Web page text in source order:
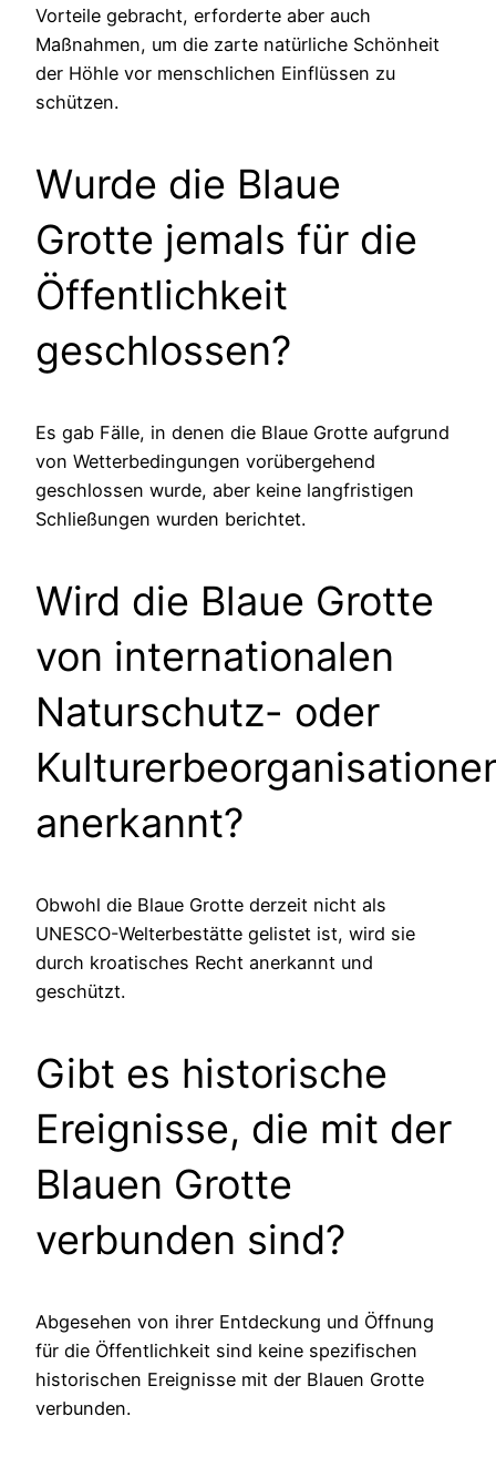
Vorteile gebracht, erforderte aber auch
Maßnahmen, um die zarte natürliche Schönheit
der Höhle vor menschlichen Einflüssen zu
schützen.
Wurde die Blaue
Grotte jemals für die
Öffentlichkeit
geschlossen?
Es gab Fälle, in denen die Blaue Grotte aufgrund
von Wetterbedingungen vorübergehend
geschlossen wurde, aber keine langfristigen
Schließungen wurden berichtet.
Wird die Blaue Grotte
von internationalen
Naturschutz- oder
anerkannt?
Obwohl die Blaue Grotte derzeit nicht als
UNESCO-Welterbestätte gelistet ist, wird sie
durch kroatisches Recht anerkannt und
geschützt.
Gibt es historische
Ereignisse, die mit der
Blauen Grotte
verbunden sind?
Abgesehen von ihrer Entdeckung und Öffnung
für die Öffentlichkeit sind keine spezifischen
historischen Ereignisse mit der Blauen Grotte
verbunden.